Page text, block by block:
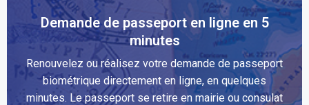
Demande de passeport en ligne en 5
minutes
Renouvelez ou réalisez votre demande de passeport
biométrique directement en ligne, en quelques
minutes. Le passeport se retire en mairie ou consulat